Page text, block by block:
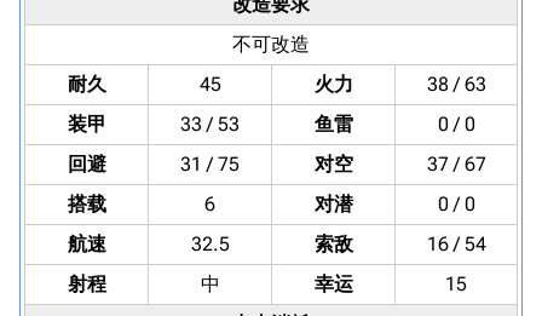
不可改造
耐久
45 火力
38 / 63
装甲
33 / 53 鱼雷
0 / 0
回避
31 / 75 对空
37 / 67
搭载
6 对潜
0 / 0
航速
32.5 索敌
16 / 54
射程
中 幸运
15